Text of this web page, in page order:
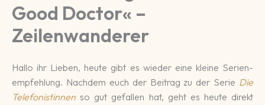
Good Doctor« –
Zeilenwanderer
Hallo ihr Lieben, heute gibt es wieder eine kleine Serien­
empfeh­lung. Nach­dem euch der Bei­trag zu der Serie Die
Tele­fonis­tinnen so gut ge­fallen hat, geht es heute di­rekt